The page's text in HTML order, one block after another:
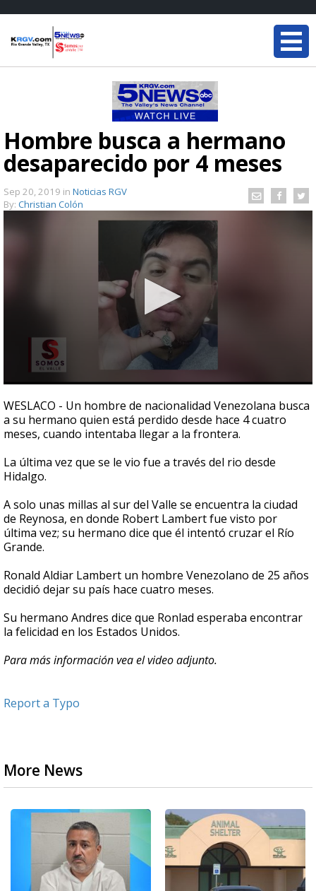
Hombre busca a hermano
desaparecido por 4 meses
Sep 20, 2019 in Noticias RGV
By: Christian Colón
seconds
of
3
minutes,
seconds
WESLACO - Un hombre de nacionalidad Venezolana busca
a su hermano quien está perdido desde hace 4 cuatro
meses, cuando intentaba llegar a la frontera.
La última vez que se le vio fue a través del rio desde
Hidalgo.
A solo unas millas al sur del Valle se encuentra la ciudad
de Reynosa, en donde Robert Lambert fue visto por
última vez; su hermano dice que él intentó cruzar el Río
Grande.
Ronald Aldiar Lambert un hombre Venezolano de 25 años
decidió dejar su país hace cuatro meses.
Su hermano Andres dice que Ronlad esperaba encontrar
la felicidad en los Estados Unidos.
Para más información vea el video adjunto.
Report a Typo
More News